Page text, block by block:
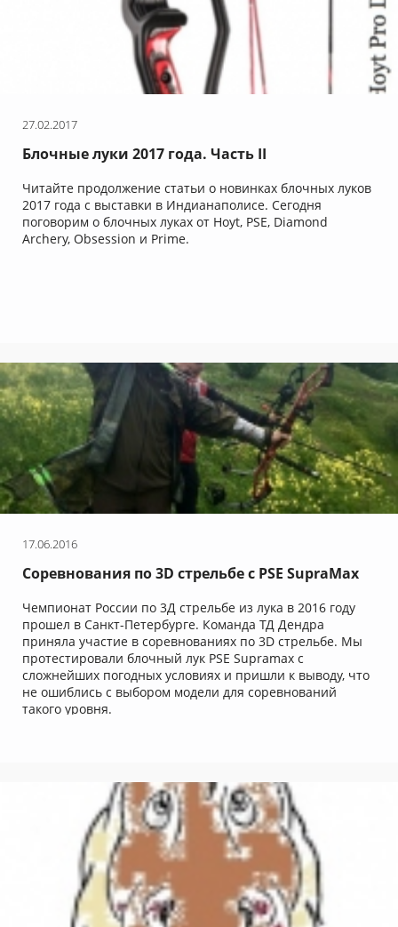
27.02.2017
Блочные луки 2017 года. Часть II
Читайте продолжение статьи о новинках блочных луков
2017 года с выставки в Индианаполисе. Сегодня
поговорим о блочных луках от Hoyt, PSE, Diamond
Archery, Obsession и Prime.
17.06.2016
Соревнования по 3D стрельбе с PSE SupraMax
Чемпионат России по 3Д стрельбе из лука в 2016 году
прошел в Санкт-Петербурге. Команда ТД Дендра
приняла участие в соревнованиях по 3D стрельбе. Мы
протестировали блочный лук PSE Supramax с
сложнейших погодных условиях и пришли к выводу, что
не ошиблись с выбором модели для соревнований
такого уровня.